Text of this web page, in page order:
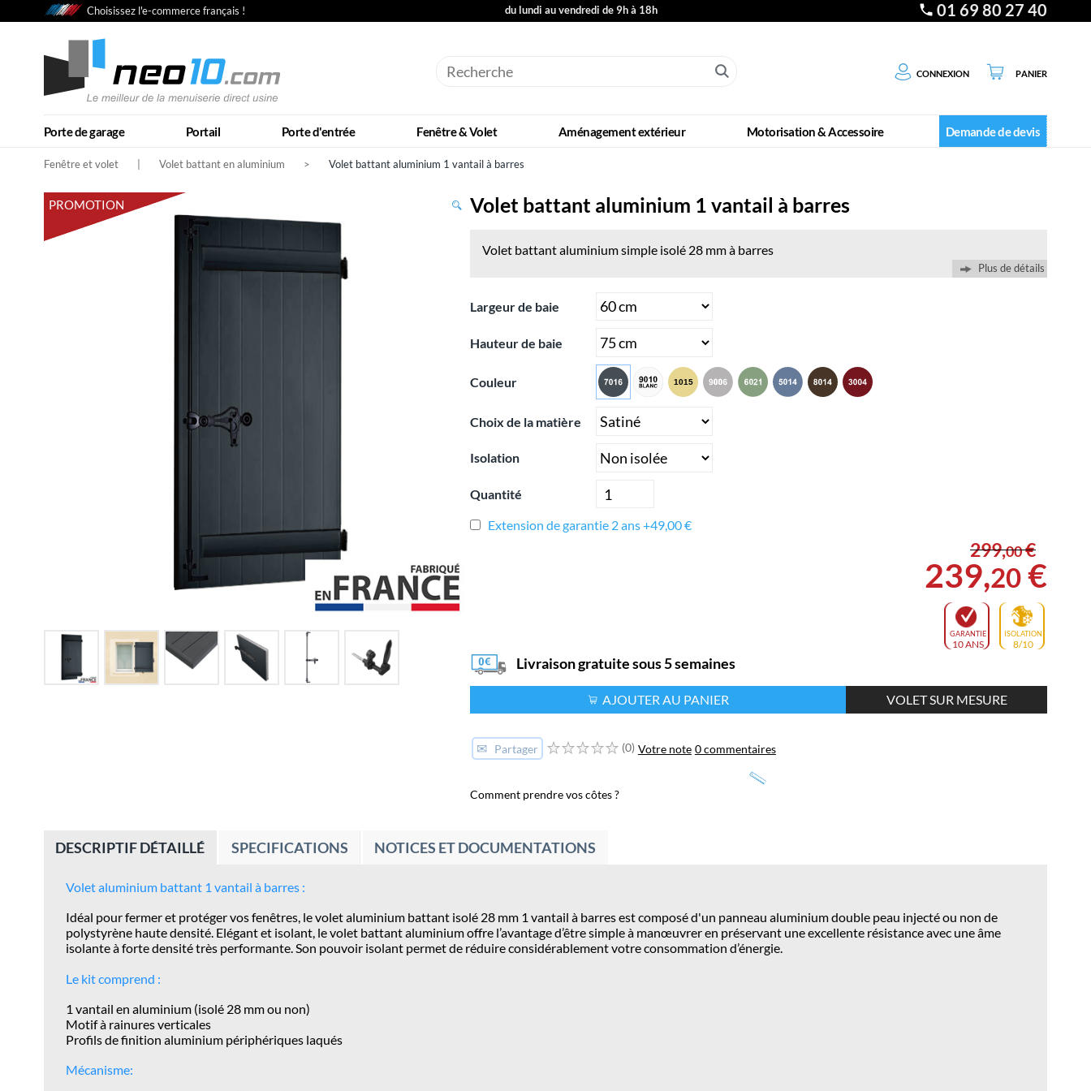
Choisissez l'e-commerce français ! du lundi au vendredi de 9h à 18h 01 69 80 27 40
Connexion Panier
Porte de garage Portail Porte d'entrée Fenêtre & Volet Aménagement extérieur Motorisation & Accessoire Demande de devis
Fenêtre et volet Volet battant en aluminium > Volet battant aluminium 1 vantail à barres
PROMOTION Volet battant aluminium 1 vantail à barres
Volet battant aluminium simple isolé 28 mm à barres
Plus de détails
Largeur de baie
Hauteur de baie
Couleur
Choix de la matière
Isolation
Quantité
Extension de garantie 2 ans +49,00 €
299,00€
239,20 €
GARANTIE
10 ANS
ISOLATION
8/10
Livraison gratuite sous 5 semaines
AJOUTER AU PANIER VOLET SUR MESURE
✉ Partager (0) Votre note 0 commentaires
Comment prendre vos côtes ?
DESCRIPTIF DÉTAILLÉ SPECIFICATIONS NOTICES ET DOCUMENTATIONS
Volet aluminium battant 1 vantail à barres :
Idéal pour fermer et protéger vos fenêtres, le volet aluminium battant isolé 28 mm 1 vantail à barres est composé d'un panneau aluminium double peau injecté ou non de
polystyrène haute densité. Elégant et isolant, le volet battant aluminium offre l’avantage d’être simple à manœuvrer en préservant une excellente résistance avec une âme
isolante à forte densité très performante. Son pouvoir isolant permet de réduire considérablement votre consommation d’énergie.
Le kit comprend :
1 vantail en aluminium (isolé 28 mm ou non)
Motif à rainures verticales
Profils de finition aluminium périphériques laqués
Mécanisme: